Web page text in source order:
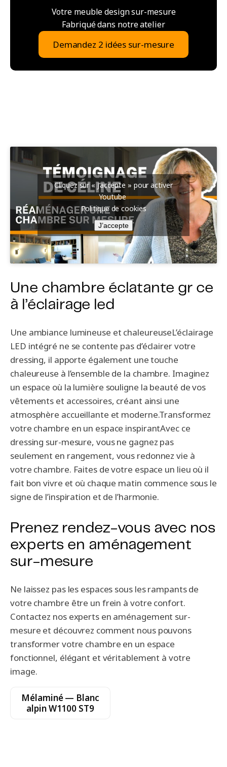
Votre meuble design sur-mesure
Fabriqué dans notre atelier
Demandez 2 idées sur-mesure
Cliquez sur « J’accepte » pour activer
Youtube
Politique de cookies
J’accepte
Une chambre éclatante gr ce
à l’éclairage led
Une ambiance lumineuse et chaleureuseL’éclairage
LED intégré ne se contente pas d’éclairer votre
dressing, il apporte également une touche
chaleureuse à l’ensemble de la chambre. Imaginez
un espace où la lumière souligne la beauté de vos
vêtements et accessoires, créant ainsi une
atmosphère accueillante et moderne.Transformez
votre chambre en un espace inspirantAvec ce
dressing sur-mesure, vous ne gagnez pas
seulement en rangement, vous redonnez vie à
votre chambre. Faites de votre espace un lieu où il
fait bon vivre et où chaque matin commence sous le
signe de l’inspiration et de l’harmonie.
Prenez rendez-vous avec nos
experts en aménagement
sur-mesure
Ne laissez pas les espaces sous les rampants de
votre chambre être un frein à votre confort.
Contactez nos experts en aménagement sur-
mesure et découvrez comment nous pouvons
transformer votre chambre en un espace
fonctionnel, élégant et véritablement à votre
image.
Mélaminé — Blanc
alpin W1100 ST9